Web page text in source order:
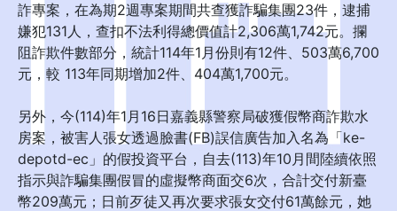
詐專案，在為期2週專案期間共查獲詐騙集團23件，逮捕
嫌犯131人，查扣不法利得總價值計2,306萬1,742元。攔
阻詐欺件數部分，統計114年1月份則有12件、503萬6,700
元，較 113年同期增加2件、404萬1,700元。
另外，今(114)年1月16日嘉義縣警察局破獲假幣商詐欺水
房案，被害人張女透過臉書(FB)誤信廣告加入名為「ke-
depotd-ec」的假投資平台，自去(113)年10月間陸續依照
指示與詐騙集團假冒的虛擬幣商面交6次，合計交付新臺
幣209萬元；日前歹徒又再次要求張女交付61萬餘元，她